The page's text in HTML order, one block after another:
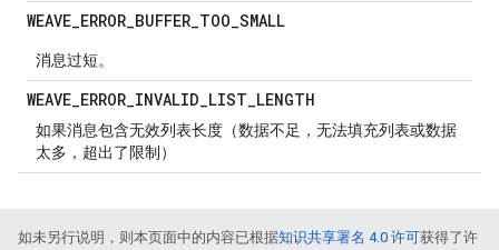
WEAVE_ERROR_BUFFER_TOO_SMALL
消息过短。
WEAVE_ERROR_INVALID_LIST_LENGTH
如果消息包含无效列表长度（数据不足，无法填充列表或数据
太多，超出了限制）
如未另行说明，则本页面中的内容已根据知识共享署名 4.0 许可获得了许